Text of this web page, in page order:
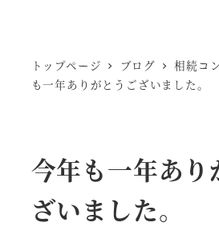
トップページ ブログ 相続コ
も一年ありがとうございました。
今年も一年あり
ざいました。